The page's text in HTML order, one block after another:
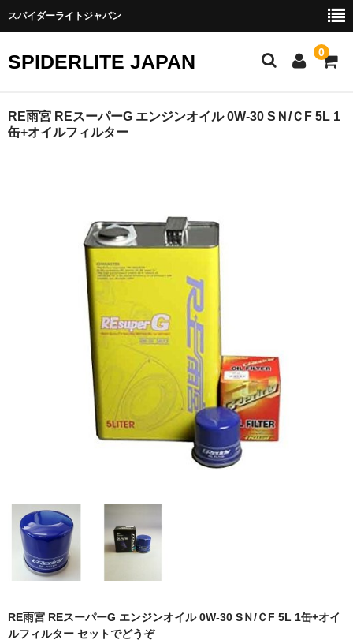
スパイダーライトジャパン
SPIDERLITE JAPAN 0
ホーム
その他雨宮商品
LINK JAPAN
FUNK MOTORSPORT
お問い合わせ
Contact form
RE雨宮 REスーパーG エンジンオイル 0W-30 SＮ/ＣF 5L 1
缶+オイルフィルター
RE雨宮 REスーパーG エンジンオイル 0W-30 SＮ/ＣF 5L 1缶+オイ
ルフィルター セットでどうぞ